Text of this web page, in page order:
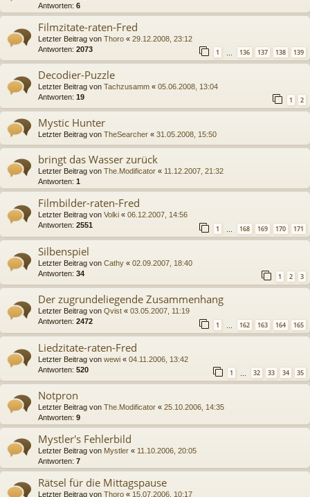
Antworten: 6
Filmzitate-raten-Fred
Letzter Beitrag von Thoro « 29.12.2008, 23:12
Antworten: 2073 1 … 136 137 138 139
Decodier-Puzzle
Letzter Beitrag von Tachzusamm « 05.06.2008, 13:04
Antworten: 19 1 2
Mystic Hunter
Letzter Beitrag von TheSearcher « 31.05.2008, 15:50
bringt das Wasser zurück
Letzter Beitrag von The.Modificator « 11.12.2007, 21:32
Antworten: 1
Filmbilder-raten-Fred
Letzter Beitrag von Volki « 06.12.2007, 14:56
Antworten: 2551 1 168 169 170 171
Silbenspiel
Letzter Beitrag von Cathy « 02.09.2007, 18:40
Antworten: 34 1 2 3
Der zugrundeliegende Zusammenhang
Letzter Beitrag von Qvist « 03.05.2007, 11:19
Antworten: 2472 1 162 163 164 165
Liedzitate-raten-Fred
Letzter Beitrag von wewi « 04.11.2006, 13:42
Antworten: 520 1 … 32 33 34 35
Notpron
Letzter Beitrag von The.Modificator « 25.10.2006, 14:35
Antworten: 9
Mystler's Fehlerbild
Letzter Beitrag von Mystler « 11.10.2006, 20:05
Antworten: 7
Rätsel für die Mittagspause
Letzter Beitrag von Thoro « 15.07.2006, 10:17